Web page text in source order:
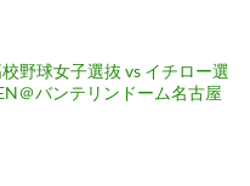
校野球女子選抜 vs イチロー選
＠バンテリンドーム名古屋